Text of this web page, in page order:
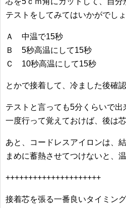
テストをしてみてはいかがでし
Ａ 中温で15秒
Ｂ 5秒高温にして15秒
Ｃ 10秒高温にして15秒
とかで接着して、冷ました後確
テストと言っても5分くらいで出
一度行って覚えておけば、後は
あと、コードレスアイロンは、
まめに蓄熱させてつけないと、
+++++++++++++++++++++
接着芯を張る一番良いタイミン